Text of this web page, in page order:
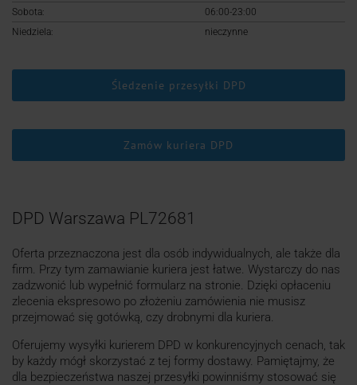
Sobota:
06:00-23:00
Niedziela:
nieczynne
Śledzenie przesyłki DPD
Zamów kuriera DPD
DPD Warszawa PL72681
Oferta przeznaczona jest dla osób indywidualnych, ale także dla
firm. Przy tym zamawianie kuriera jest łatwe. Wystarczy do nas
zadzwonić lub wypełnić formularz na stronie. Dzięki opłaceniu
zlecenia ekspresowo po złożeniu zamówienia nie musisz
przejmować się gotówką, czy drobnymi dla kuriera.
Oferujemy wysyłki kurierem DPD w konkurencyjnych cenach, tak
by każdy mógł skorzystać z tej formy dostawy. Pamiętajmy, że
dla bezpieczeństwa naszej przesyłki powinniśmy stosować się